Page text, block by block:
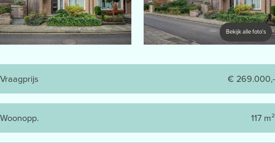
Bekijk alle foto's
Vraagprijs € 269.000,-
Woonopp. 117 m²